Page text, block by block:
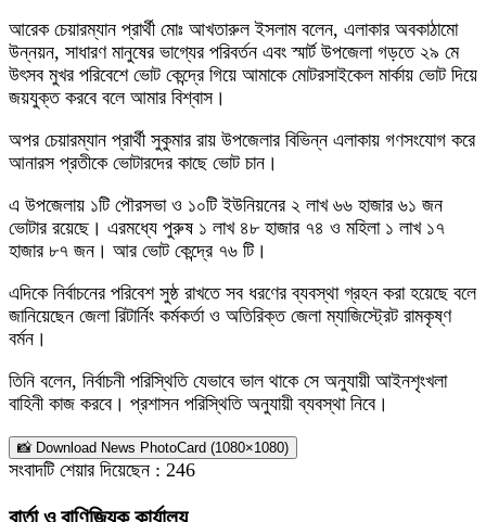
আরেক চেয়ারম্যান প্রার্থী মোঃ আখতারুল ইসলাম বলেন, এলাকার অবকাঠামো
উন্নয়ন, সাধারণ মানুষের ভাগ্যের পরিবর্তন এবং স্মার্ট উপজেলা গড়তে ২৯ মে
উৎসব মুখর পরিবেশে ভোট কেন্দ্রে গিয়ে আমাকে মোটরসাইকেল মার্কায় ভোট দিয়ে
জয়যুক্ত করবে বলে আমার বিশ্বাস।
অপর চেয়ারম্যান প্রার্থী সুকুমার রায় উপজেলার বিভিন্ন এলাকায় গণসংযোগ করে
আনারস প্রতীকে ভোটারদের কাছে ভোট চান।
এ উপজেলায় ১টি পৌরসভা ও ১০টি ইউনিয়নের ২ লাখ ৬৬ হাজার ৬১ জন
ভোটার রয়েছে। এরমধ্যে পুরুষ ১ লাখ ৪৮ হাজার ৭৪ ও মহিলা ১ লাখ ১৭
হাজার ৮৭ জন। আর ভোট কেন্দ্রে ৭৬ টি।
এদিকে নির্বাচনের পরিবেশ সুষ্ঠ রাখতে সব ধরণের ব্যবস্থা গ্রহন করা হয়েছে বলে
জানিয়েছেন জেলা রিটার্নিং কর্মকর্তা ও অতিরিক্ত জেলা ম্যাজিস্ট্রেট রামকৃষ্ণ
বর্মন।
তিনি বলেন, নির্বাচনী পরিস্থিতি যেভাবে ভাল থাকে সে অনুযায়ী আইনশৃংখলা
বাহিনী কাজ করবে। প্রশাসন পরিস্থিতি অনুযায়ী ব্যবস্থা নিবে।
📸 Download News PhotoCard (1080×1080)
সংবাদটি শেয়ার দিয়েছেন : 246